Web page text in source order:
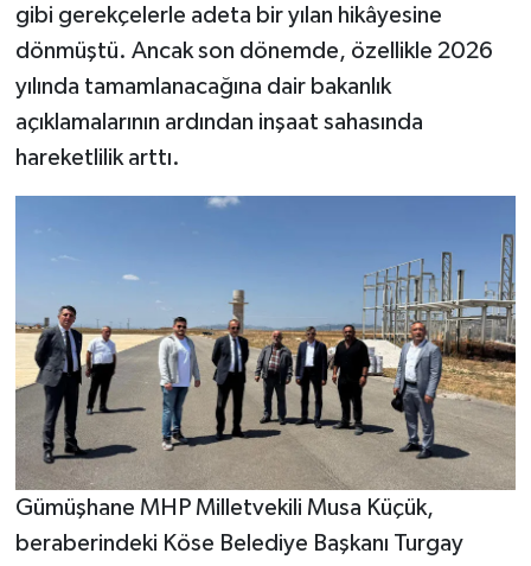
gibi gerekçelerle adeta bir yılan hikâyesine
dönmüştü. Ancak son dönemde, özellikle 2026
yılında tamamlanacağına dair bakanlık
açıklamalarının ardından inşaat sahasında
hareketlilik arttı.
Gümüşhane MHP Milletvekili Musa Küçük,
beraberindeki Köse Belediye Başkanı Turgay